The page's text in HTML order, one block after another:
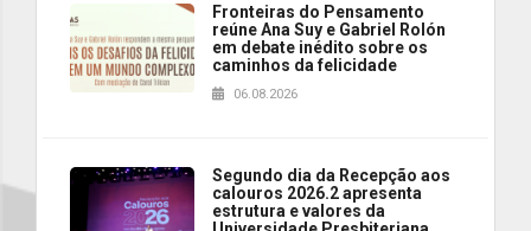
Fronteiras do Pensamento
reúne Ana Suy e Gabriel Rolón
em debate inédito sobre os
caminhos da felicidade
06.08.2026
Segundo dia da Recepção aos
calouros 2026.2 apresenta
estrutura e valores da